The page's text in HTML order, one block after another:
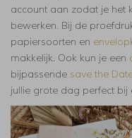
account aan zodat je het
bewerken. Bij de
papiersoorten en
makkelijk. Ook kun je een
bijpassende save the
jullie grote dag perfect bij